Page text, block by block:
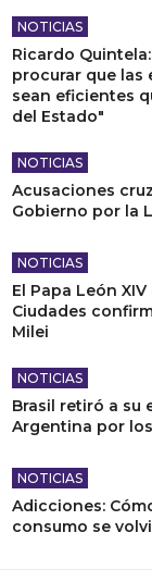
NOTICIAS
Ricardo
procurar que las
sean eficientes
del Estado"
NOTICIAS
Acusaciones
Gobierno por la
NOTICIAS
El Papa León
Ciudades
Milei
NOTICIAS
Brasil retiró a su
Argentina por
NOTICIAS
Adicciones:
consumo se